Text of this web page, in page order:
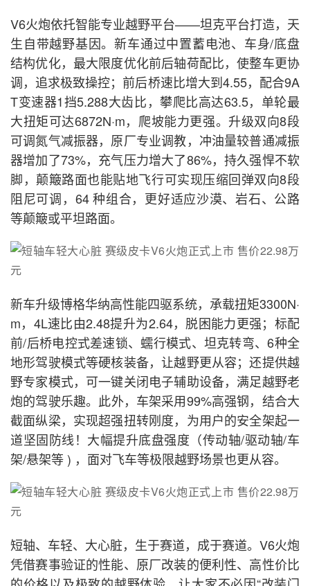
V6火炮依托智能专业越野平台——坦克平台打造，天
生自带越野基因。新车通过中置蓄电池、车身/底盘
结构优化，最大限度优化前后轴荷配比，使整车更协
调，追求极致操控；前后桥速比增大到4.55，配合9A
T变速器1挡5.288大齿比，攀爬比高达63.5，单轮最
大扭矩可达6872N·m，爬坡能力更强。升级双向8段
可调氮气减振器，原厂专业调教，冲油量较普通减振
器增加了73%，充气压力增大了86%，持久强悍不软
脚，颠簸路面也能贴地飞行可实现压缩回弹双向8段
阻尼可调，64 种组合，更好适应沙漠、岩石、公路
等颠簸或平坦路面。
新车升级博格华纳高性能四驱系统，承载扭矩3300N·
m，4L速比由2.48提升为2.64，脱困能力更强；标配
前/后桥电控式差速锁、蠕行模式、坦克转弯、6种全
地形驾驶模式等硬核装备，让越野更从容；还提供越
野专家模式，可一键关闭电子辅助设备，满足越野老
炮的驾驶乐趣。此外，车架采用99%高强钢，结合大
截面纵梁，实现超强扭转刚度，为用户的安全架起一
道坚固防线！大幅提升底盘强度（传动轴/驱动轴/车
架/悬架等 ) ，面对飞车等极限越野场景也更从容。
短轴、车轻、大心脏，生于赛道，成于赛道。V6火炮
凭借赛事验证的性能、原厂改装的便利性、高性价比